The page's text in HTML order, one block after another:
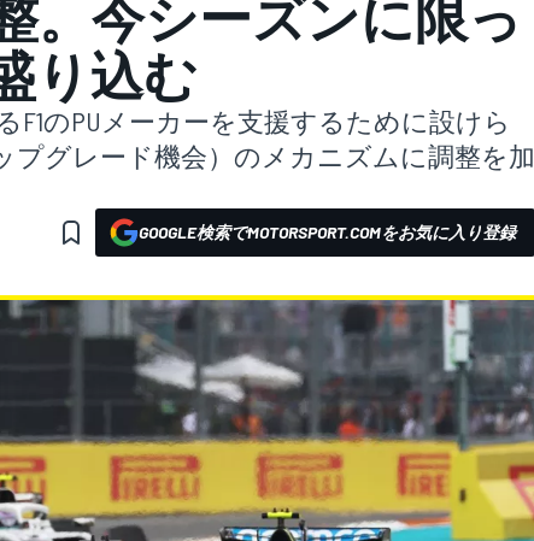
。今シーズンに限っ
り込む
F1のPUメーカーを支援するために設けら
プグレード機会）のメカニズムに調整を加
GOOGLE検索でMOTORSPORT.COMをお気に入り登録